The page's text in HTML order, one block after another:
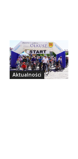
Aktualności